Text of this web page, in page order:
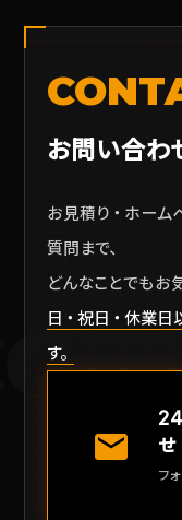
お問い合わ
お見積り・ホーム
質問まで、
どんなことでもお
日・祝日・休業
す。
mail
せ
フ